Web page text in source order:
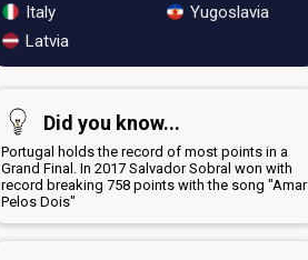
Italy
Latvia
Yugoslavia
Did you know...
Portugal holds the record of most points in a
Grand Final. In 2017 Salvador Sobral won with
record breaking 758 points with the song "Amar
Pelos Dois"